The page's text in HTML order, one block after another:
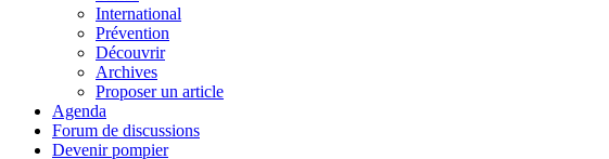
International
Prévention
Découvrir
Archives
Proposer un article
Agenda
Forum de discussions
Devenir pompier